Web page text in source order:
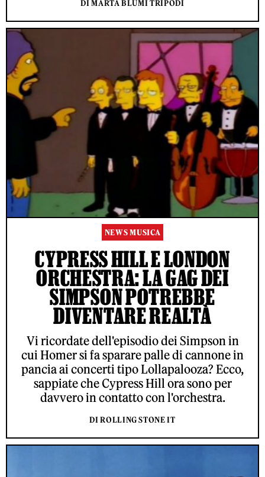
DI MARTA BLUMI TRIPODI
NEWS MUSICA
CYPRESS HILL E LONDON
ORCHESTRA: LA GAG DEI
SIMPSON POTREBBE
DIVENTARE REALTÀ
Vi ricordate dell'episodio dei Simpson in
cui Homer si fa sparare palle di cannone in
pancia ai concerti tipo Lollapalooza? Ecco,
sappiate che Cypress Hill ora sono per
davvero in contatto con l'orchestra.
DI ROLLING STONE IT